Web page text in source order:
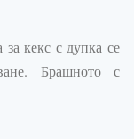
за кекс с дупка се
Брашното с